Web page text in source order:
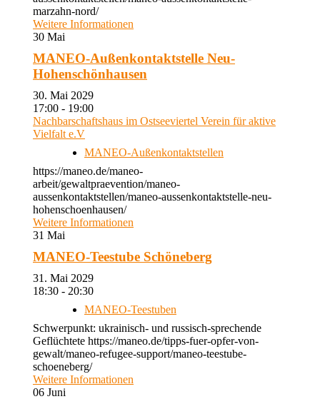
marzahn-nord/
Weitere Informationen
30 Mai
MANEO-Außenkontaktstelle Neu-
Hohenschönhausen
30. Mai 2029
17:00 - 19:00
Nachbarschaftshaus im Ostseeviertel Verein für aktive
Vielfalt e.V
MANEO-Außenkontaktstellen
https://maneo.de/maneo-
arbeit/gewaltpraevention/maneo-
aussenkontaktstellen/maneo-aussenkontaktstelle-neu-
hohenschoenhausen/
Weitere Informationen
31 Mai
MANEO-Teestube Schöneberg
31. Mai 2029
18:30 - 20:30
MANEO-Teestuben
Schwerpunkt: ukrainisch- und russisch-sprechende
Geflüchtete https://maneo.de/tipps-fuer-opfer-von-
gewalt/maneo-refugee-support/maneo-teestube-
schoeneberg/
Weitere Informationen
06 Juni